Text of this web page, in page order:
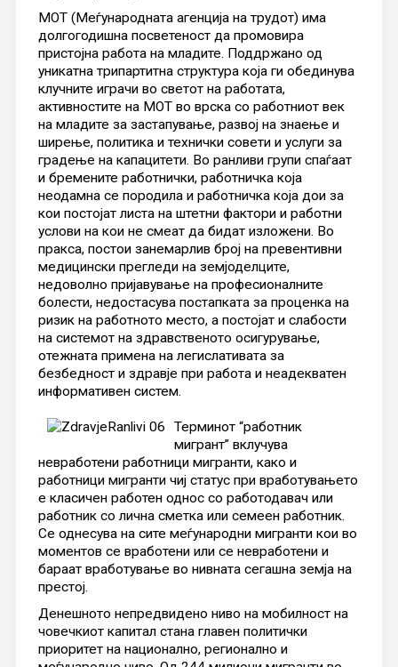
МОТ (Меѓународната агенција на трудот) има
долгогодишна посветеност да промовира
пристојна работа на младите. Поддржано од
уникатна трипартитна структура која ги обединува
клучните играчи во светот на работата,
активностите на МОТ во врска со работниот век
на младите за застапување, развој на знаење и
ширење, политика и технички совети и услуги за
градење на капацитети. Во ранливи групи спаѓаат
и бремените работнички, работничка која
неодамна се породила и работничка која дои за
кои постојат листа на штетни фактори и работни
услови на кои не смеат да бидат изложени. Во
пракса, постои занемарлив број на превентивни
медицински прегледи на земјоделците,
недоволно пријавување на професионалните
болести, недостасува постапката за проценка на
ризик на работното место, а постојат и слабости
на системот на здравственото осигурување,
отежната примена на легислативата за
безбедност и здравје при работа и неадекватен
информативен систем.
Терминот “работник
мигрант” вклучува
невработени работници мигранти, како и
работници мигранти чиј статус при вработувањето
е класичен работен однос со работодавач или
работник со лична сметка или семеен работник.
Се однесува на сите меѓународни мигранти кои во
моментов се вработени или се невработени и
бараат вработување во нивната сегашна земја на
престој.
Денешното непредвидено ниво на мобилност на
човечкиот капитал стана главен политички
приоритет на национално, регионално и